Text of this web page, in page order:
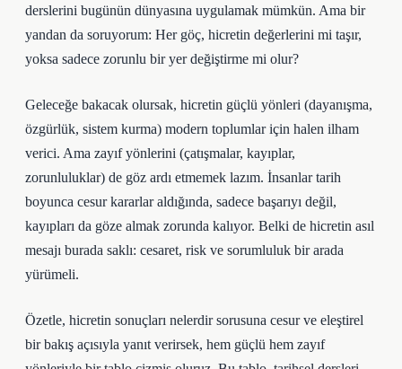
derslerini bugünün dünyasına uygulamak mümkün. Ama bir
yandan da soruyorum: Her göç, hicretin değerlerini mi taşır,
yoksa sadece zorunlu bir yer değiştirme mi olur?
Geleceğe bakacak olursak, hicretin güçlü yönleri (dayanışma,
özgürlük, sistem kurma) modern toplumlar için halen ilham
verici. Ama zayıf yönlerini (çatışmalar, kayıplar,
zorunluluklar) de göz ardı etmemek lazım. İnsanlar tarih
boyunca cesur kararlar aldığında, sadece başarıyı değil,
kayıpları da göze almak zorunda kalıyor. Belki de hicretin asıl
mesajı burada saklı: cesaret, risk ve sorumluluk bir arada
yürümeli.
Özetle, hicretin sonuçları nelerdir sorusuna cesur ve eleştirel
bir bakış açısıyla yanıt verirsek, hem güçlü hem zayıf